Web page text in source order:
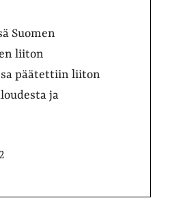
Suomen
liiton
päätettiin liiton
ja